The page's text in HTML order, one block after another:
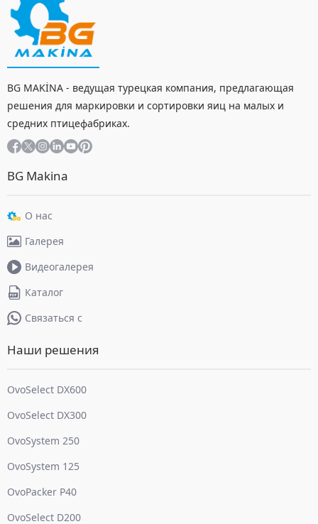
BG MAKİNA - ведущая турецкая компания, предлагающая
решения для маркировки и сортировки яиц на малых и
средних птицефабриках.
BG Makina
О нас
Галерея
Видеогалерея
Каталог
Связаться с
Наши решения
OvoSelect DX600
OvoSelect DX300
OvoSystem 250
OvoSystem 125
OvoPacker P40
OvoSelect D200